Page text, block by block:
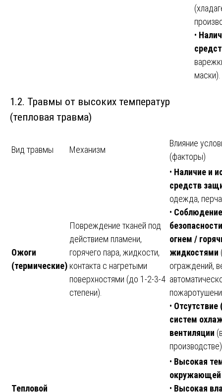
•
маски).
1.2. Травмы от высоких температур
(тепловая травма)
Вид травмы Механизм
Влияние
(факторы)
Ожоги
(термические)
Повреждение тканей под
действием пламени,
горячего пара, жидкости,
контакта с нагретыми
поверхностями (до 1-2-3-4
степени).
• Наличие и
средств
одежда,
•
огнем /
жидкостями
ограждений,
• Отсутствие
систем
вентиляции
Тепловой
• Высокая
• Высокая